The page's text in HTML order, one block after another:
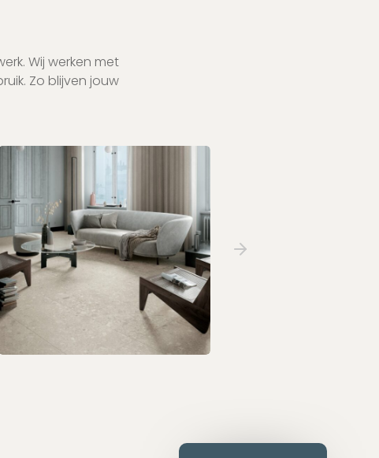
Wij werken met
Zo blijven jouw